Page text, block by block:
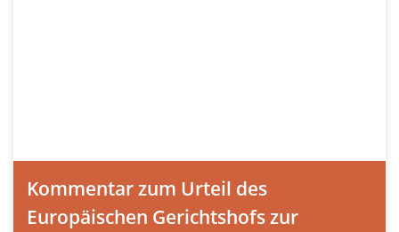
Kommentar zum Urteil des
Europäischen Gerichtshofs zur